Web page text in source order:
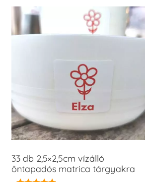
33 db 2,5×2,5cm vízálló
öntapadós matrica tárgyakra